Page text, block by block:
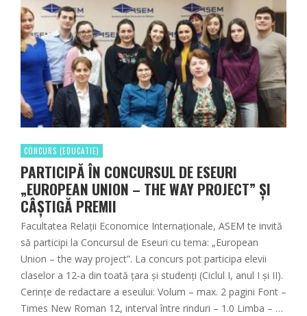
CONCURS (EDUCATIE)
PARTICIPĂ ÎN CONCURSUL DE ESEURI
„EUROPEAN UNION – THE WAY PROJECT” ȘI
CÂȘTIGĂ PREMII
Facultatea Relații Economice Internaționale, ASEM te invită
să participi la Concursul de Eseuri cu tema: „European
Union – the way project”. La concurs pot participa elevii
claselor a 12-a din toată țara și studenți (Ciclul I, anul I și II).
Cerințe de redactare a eseului: Volum – max. 2 pagini Font –
Times New Roman 12, interval între rinduri – 1.0 Limba – …